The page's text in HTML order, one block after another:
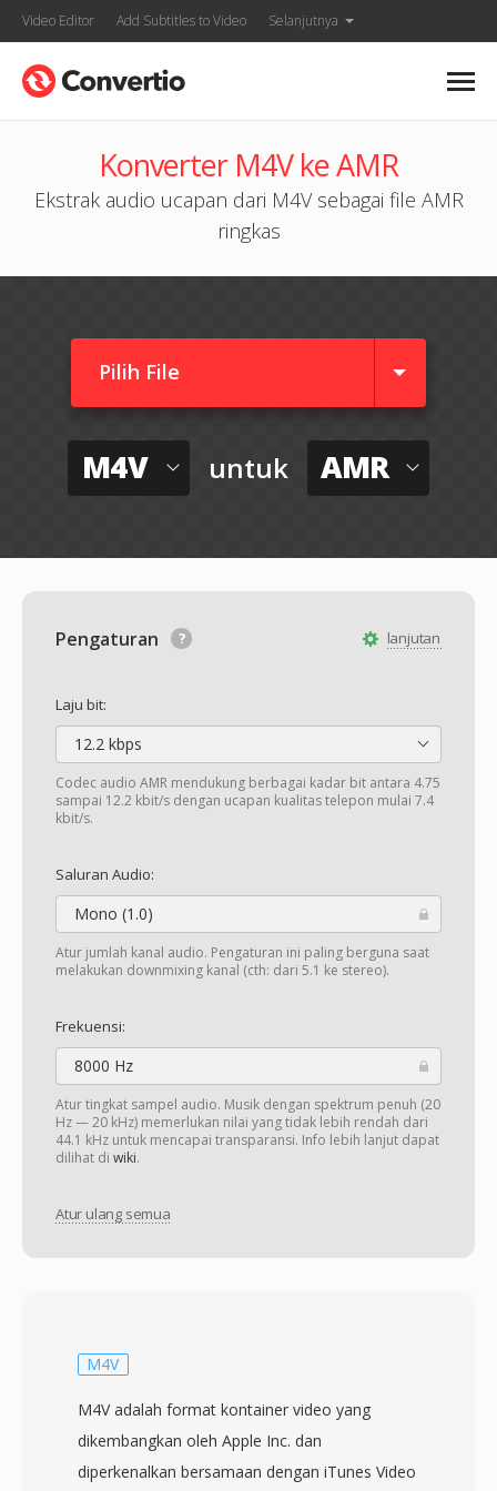
Video Editor Add Subtitles to Video Selanjutnya
Konverter M4V ke AMR
Ekstrak audio ucapan dari M4V sebagai file AMR
ringkas
Pilih File
M4V untuk AMR
lanjutan
Pengaturan
Laju bit:
12.2 kbps
Codec audio AMR mendukung berbagai kadar bit antara 4.75
sampai 12.2 kbit/s dengan ucapan kualitas telepon mulai 7.4
kbit/s.
Saluran Audio:
Mono (1.0)
Atur jumlah kanal audio. Pengaturan ini paling berguna saat
melakukan downmixing kanal (cth: dari 5.1 ke stereo).
Frekuensi:
8000 Hz
Atur tingkat sampel audio. Musik dengan spektrum penuh (20
Hz — 20 kHz) memerlukan nilai yang tidak lebih rendah dari
44.1 kHz untuk mencapai transparansi. Info lebih lanjut dapat
dilihat di wiki.
Atur ulang semua
M4V
M4V adalah format kontainer video yang
dikembangkan oleh Apple Inc. dan
diperkenalkan bersamaan dengan iTunes Video